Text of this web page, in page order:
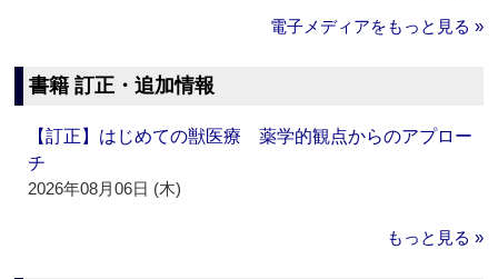
電子メディアをもっと見る »
書籍 訂正・追加情報
【訂正】はじめての獣医療 薬学的観点からのアプロー
チ
2026年08月06日 (木)
もっと見る »